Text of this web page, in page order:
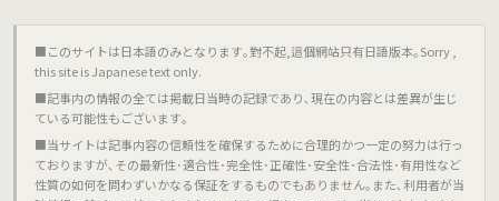
■このサイトは日本語のみとなります｡對不起,這個網站只有日語版本｡Sorry ,
this site is Japanese text only.
■記事内の情報の全ては掲載日当時の記録であり､現在の内容とは差異が生じ
ている可能性もございます｡
■当サイトは記事内容の信頼性を確保するために合理的かつ一定の努力は行っ
ておりますが､その最新性･適合性･完全性･正確性･安全性･合法性･有用性など
性質の如何を問わずいかなる保証をするものでもありません｡また､利用者が当